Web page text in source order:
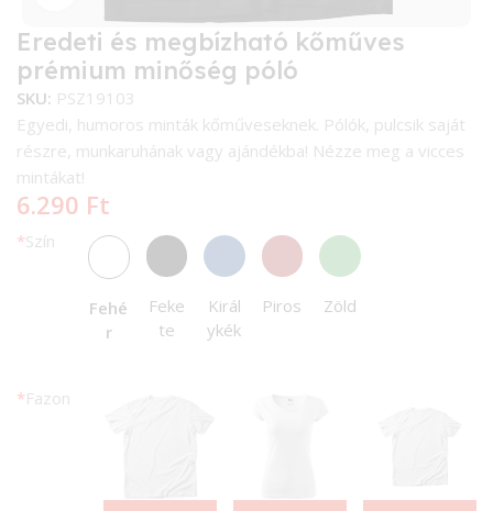
Eredeti és megbízható kőműves
prémium minőség póló
SKU: PSZ19103
Egyedi, humoros minták kőműveseknek. Pólók, pulcsik saját
részre, munkaruhának vagy ajándékba! Nézze meg a vicces
mintákat!
6.290 Ft
*Szín
Fehé
r
Feke
te
Királ
ykék
Piros Zöld
*Fazon